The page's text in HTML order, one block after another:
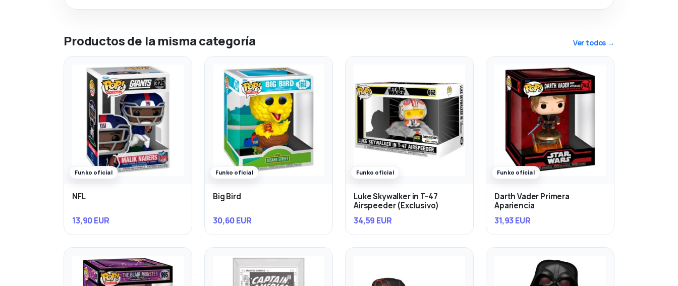
Productos de la misma categoría Ver todos →
Funko oficial
NFL
13,90 EUR
Funko oficial
Big Bird
30,60 EUR
Funko oficial
Luke Skywalker in T-47
Airspeeder (Exclusivo)
34,59 EUR
Funko oficial
Darth Vader Primera
Apariencia
31,93 EUR